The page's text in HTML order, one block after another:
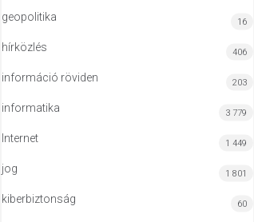
geopolitika 16
hírközlés 406
információ röviden 203
informatika 3 779
Internet 1 449
jog 1 801
kiberbiztonság 60